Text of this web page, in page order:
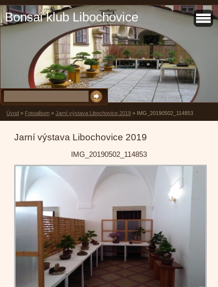
Bonsai klub Libochovice
Úvod » Fotoalbum » Jarní výstava Libochovice 2019 » IMG_20190502_114853
Jarní výstava Libochovice 2019
IMG_20190502_114853